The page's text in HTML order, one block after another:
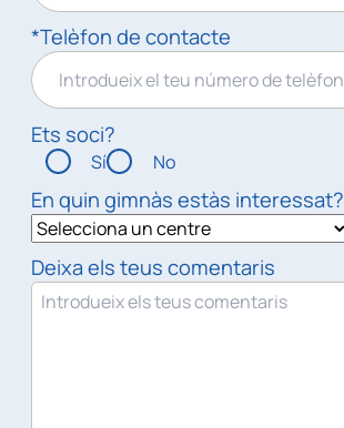
*Telèfon de contacte
Ets soci?
Sí No
En quin gimnàs estàs interessat?
Deixa els teus comentaris